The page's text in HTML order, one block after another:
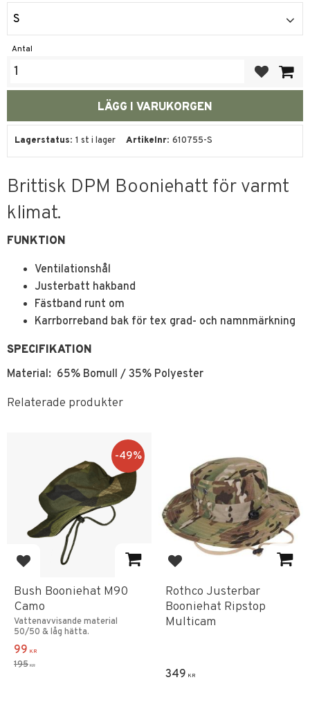
S
Antal
Lagerstatus 1 st i lager Artikelnr 610755-S
Brittisk DPM Booniehatt för varmt
klimat.
FUNKTION
Ventilationshål
Justerbatt hakband
Fästband runt om
Karrborreband bak för tex grad- och namnmärkning
SPECIFIKATION
Material: 65% Bomull / 35% Polyester
Relaterade produkter
Lägg till i favoriter
Bush Booniehat M90
Camo
Vattenavvisande material
50/50 & låg hätta.
99 KR
195 KR
49%
Lägg till i favoriter
Rothco Justerbar
Booniehat Ripstop
Multicam
349 KR